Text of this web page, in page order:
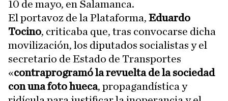
10 de mayo, en Salamanca.
El portavoz de la Plataforma, Eduardo
Tocino, criticaba que, tras convocarse dicha
movilización, los diputados socialistas y el
secretario de Estado de Transportes
«contraprogramó la revuelta de la sociedad
con una foto hueca, propagandística y